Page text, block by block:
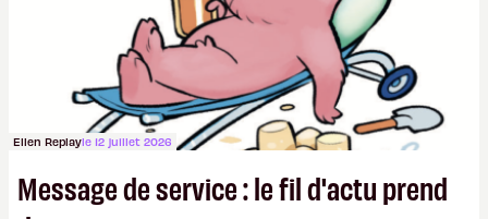
avec du pouvoir d'achat.P.
Ellen Replayle 12 juillet 2026
Message de service : le fil d'actu prend